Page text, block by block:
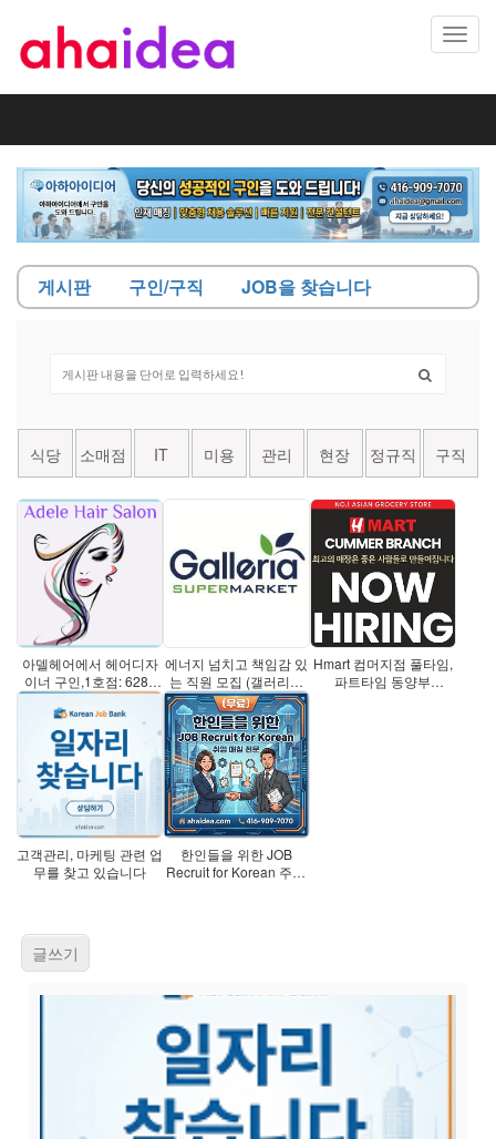
게시판 구인/구직 JOB을 찾습니다
식당 소매점 IT 미용 관리 현장 정규직 구직
아델헤어에서 헤어디자
이너 구인,1호점: 6285
Yonge S
에너지 넘치고 책임감 있
는 직원 모집 (갤러리아
블로
Hmart 컴머지점 풀타임,
파트타임 동양부
고객관리, 마케팅 관련 업
무를 찾고 있습니다
한인들을 위한 JOB
Recruit for Korean 주방
글쓰기